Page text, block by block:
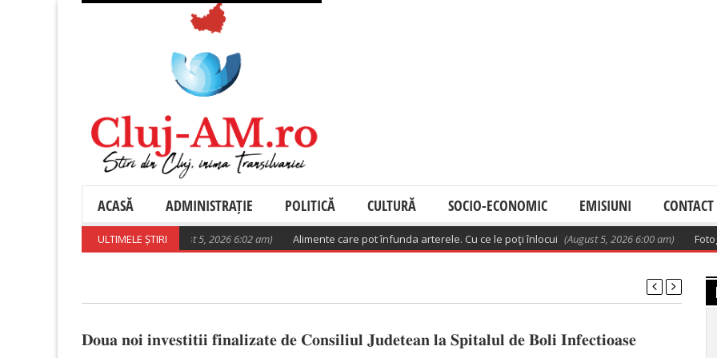
ACASĂ ADMINISTRAȚIE POLITICĂ CULTURĂ SOCIO-ECONOMIC EMISIUNI CONTACT
ULTIMELE ȘTIRI
suficient pentru viitor (August 5, 2026 6:02 am) Alimente care pot înfunda arterele. Cu ce le poţi înlocui (August 5, 2026 6:00 am)
𝐃𝐨𝐮𝐚 𝐧𝐨𝐢 𝐢𝐧𝐯𝐞𝐬𝐭𝐢𝐭𝐢𝐢 𝐟𝐢𝐧𝐚𝐥𝐢𝐳𝐚𝐭𝐞 𝐝𝐞 𝐂𝐨𝐧𝐬𝐢𝐥𝐢𝐮𝐥 𝐉𝐮𝐝𝐞𝐭𝐞𝐚𝐧 𝐥𝐚 𝐒𝐩𝐢𝐭𝐚𝐥𝐮𝐥 𝐝𝐞 𝐁𝐨𝐥𝐢 𝐈𝐧𝐟𝐞𝐜𝐭𝐢𝐨𝐚𝐬𝐞